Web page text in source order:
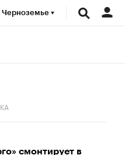
Черноземье
смонтирует в